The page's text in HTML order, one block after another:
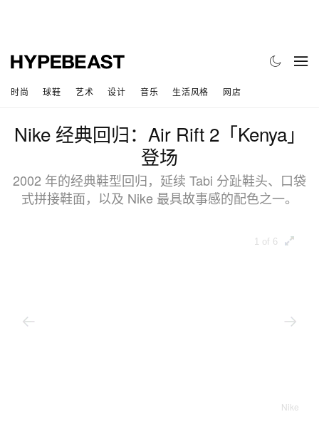
时尚 球鞋 艺术 设计 音乐 生活风格 网店
Nike 经典回归：Air Rift 2「Kenya」
登场
2002 年的经典鞋型回归，延续 Tabi 分趾鞋头、口袋
式拼接鞋面，以及 Nike 最具故事感的配色之一。
1 of 6
Nike